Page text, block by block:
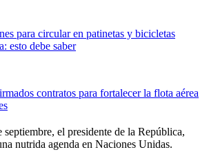
para circular en patinetas y bicicletas
esto debe saber
contratos para fortalecer la flota aérea
septiembre, el presidente de la República,
nutrida agenda en Naciones Unidas.